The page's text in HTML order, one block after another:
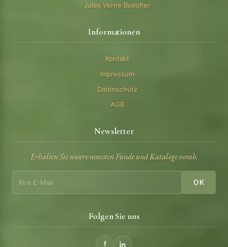
Jules Verne Buecher
Informationen
Kontakt
Impressum
Datenschutz
AGB
Newsletter
Erhalten Sie unsere neuesten Funde und Kataloge vorab.
OK
Folgen Sie uns